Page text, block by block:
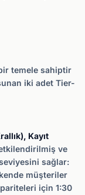
temele sahiptir
iki adet Tier-
Kayıt
ve
sağlar:
müşteriler
için 1:30